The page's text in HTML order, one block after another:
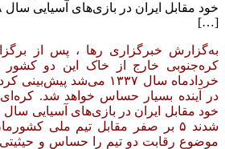
[…]
به‌گزارش خبرگزاری رها ، پس از
کره‌جنوبی خارج از خاک این دو کشور
خردادماه سال ۱۳۳۷ می‌شد
در آینده بسیار حساس خواهد شد.
شدند ۵ بر صفر مقابل تیم ملی
موضوع رقابت دو تیم را حساس و حیثیتی